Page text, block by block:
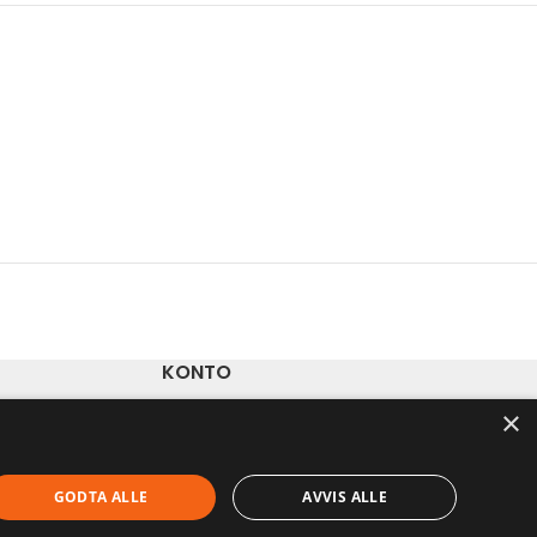
KONTO
Kontodetaljer
Glemt passord
×
GODTA ALLE AVVIS ALLE